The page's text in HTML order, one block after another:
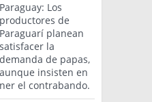
Paraguay: Los
productores de
Paraguarí planean
satisfacer la
demanda de papas,
aunque insisten en
el contrabando.